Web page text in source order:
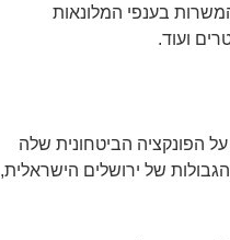
בענפי המלונאות
ועוד.
הפונקציה הביטחונית שלה
של ירושלים הישראלית,